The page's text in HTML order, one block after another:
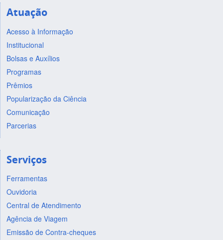
Atuação
Acesso à Informação
Institucional
Bolsas e Auxílios
Programas
Prêmios
Popularização da Ciência
Comunicação
Parcerias
Serviços
Ferramentas
Ouvidoria
Central de Atendimento
Agência de Viagem
Emissão de Contra-cheques